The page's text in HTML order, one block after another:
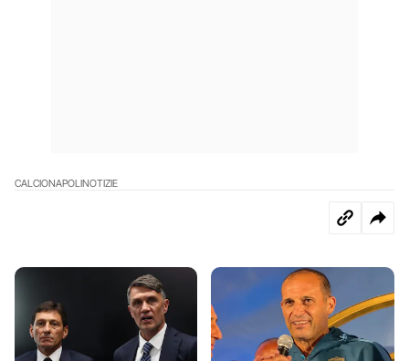
CALCIONAPOLINOTIZIE